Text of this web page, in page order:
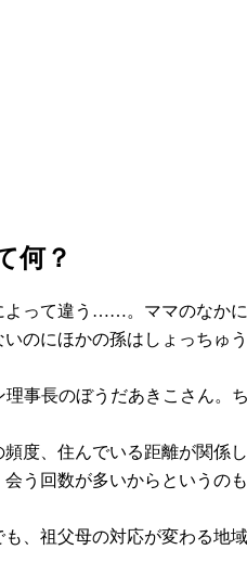
何？
って違う……。ママのなか
のにほかの孫はしょっち
事長のぼうだあきこさん。
度、住んでいる距離が関
う回数が多いからというの
、祖父母の対応が変わる